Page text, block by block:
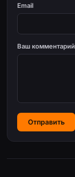
Email
Ваш комментарий
Отправить